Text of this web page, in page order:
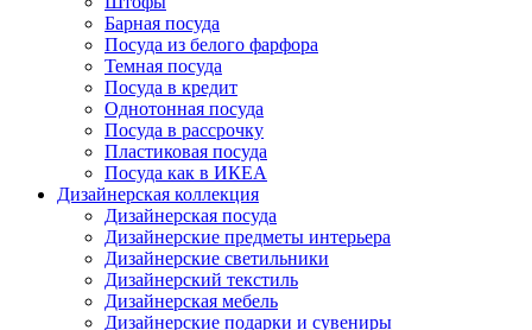
Барная посуда
Посуда из белого фарфора
Темная посуда
Посуда в кредит
Однотонная посуда
Посуда в рассрочку
Пластиковая посуда
Посуда как в ИКЕА
Дизайнерская коллекция
Дизайнерская посуда
Дизайнерские предметы интерьера
Дизайнерские светильники
Дизайнерский текстиль
Дизайнерская мебель
Дизайнерские подарки и сувениры